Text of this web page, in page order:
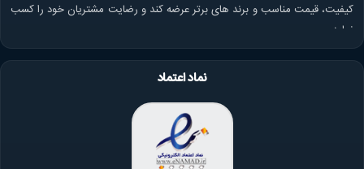
کیفیت، قیمت مناسب و برند های برتر عرضه کند و رضایت مشتریان خود را کسب
نماید.
نماد اعتماد